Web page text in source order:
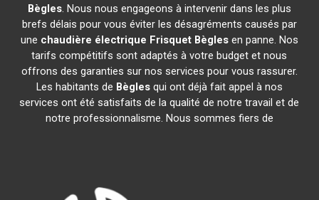
Bègles. Nous nous engageons à intervenir dans les plus
brefs délais pour vous éviter les désagréments causés par
une chaudière électrique Frisquet Bèglesen panne. Nos
tarifs compétitifs sont adaptés à votre budget et nous
offrons des garanties sur nos services pour vous rassurer.
Les habitants de Bèglesqui ont déjà fait appel à nos
services ont été satisfaits de la qualité de notre travail et de
notre professionnalisme. Nous sommes fiers de